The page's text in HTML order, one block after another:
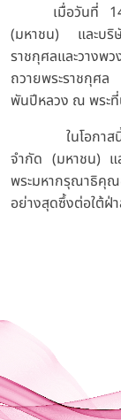
เมื่อวันที่
(มหาชน) และบริษั
ราชกุศลและวางพ
ถวายพระราชกุศ
พันปีหลวง ณ พระที่
ในโอกาสนี้ คณ
จำกัด (มหาชน) แ
พระมหากรุณาธิคุ
อย่างสุดซึ้งต่อใต้ฝ่